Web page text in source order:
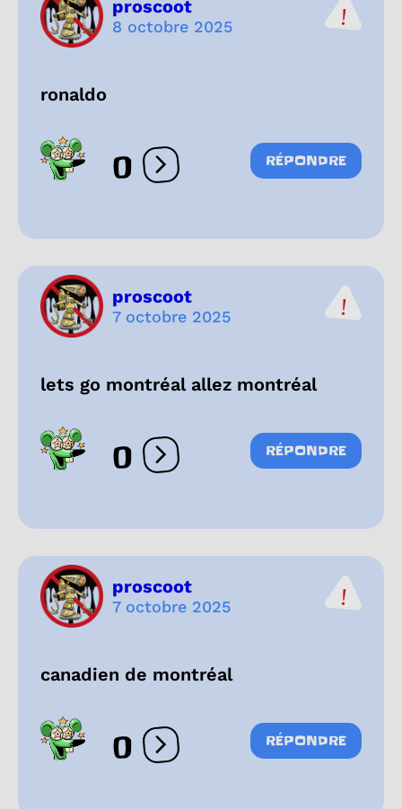
proscoot
8 octobre 2025
ronaldo
0 Ouvrir les réactions
RÉPONDRE
proscoot
7 octobre 2025
lets go montréal allez montréal
0 Ouvrir les réactions
RÉPONDRE
proscoot
7 octobre 2025
canadien de montréal
0 Ouvrir les réactions
RÉPONDRE